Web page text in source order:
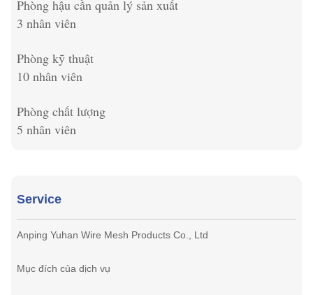
Phòng hậu cần quản lý sản xuất
3 nhân viên
Phòng kỹ thuật
10 nhân viên
Phòng chất lượng
5 nhân viên
Service
Anping Yuhan Wire Mesh Products Co., Ltd
Mục đích của dịch vụ